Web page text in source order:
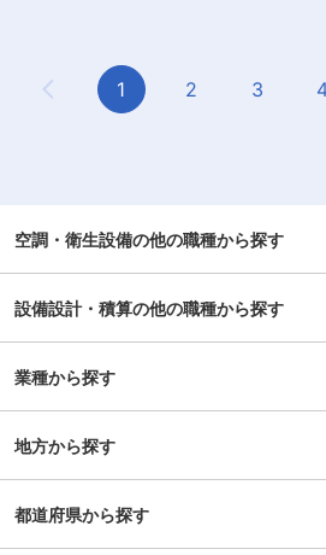
り、その実績に基づいた給与査定をしてい
め、年次に関係なく1000万円以上を目指せ
ことになります！ ※複雑な設計については
部門へ依頼するためCAD経験不問 一気通貫で顧
客と一緒に考えながら取り組んでいただく
ただいております！ ＼当社で働く魅力♪／ （1）
ん。フレックスタイム制とリモートワーク
もしているため、ライフプランに併せた働
可能です！ （2）自由度の高い業務と高い
身の考えを反映した施工管理ができる自由
表する大手メーカー様から直接の工事のご
ただき、最初から最後までプロジェクトの
立ち、「どうつくるか」「どう動かし続け
直接やり取りしながら提案し最後まで関わ
い」「元請企業でより大きな裁量を持ちた
へおすすめです！ 《具体的には…》 担当してる既
算などのニーズを聞き提案)⇒設計⇒積算⇒
から施工管理まで一気通貫で取り組んでい
ことになります！ ※複雑な設計については
部門へ依頼するためCAD経験不問 一気通貫で顧
裁量と自由度が高く、自分の考えを反映さ
は、営業所の教育担当の現場に同席をいた
がら、当社の業務内容について理解を深め
だき、独り立ちできるようにサポートをさ
Previous Page
1 2 3
空調・衛生設備の他の職種から探す
設備設計・積算の他の職種から探す
業種から探す
地方から探す
都道府県から探す